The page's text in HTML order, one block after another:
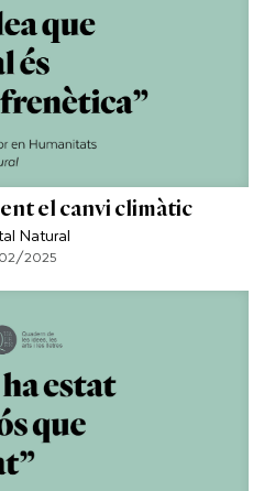
el canvi climàtic
Natural
2025